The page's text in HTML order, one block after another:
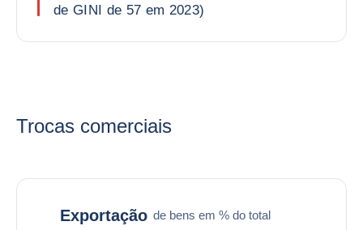
de GINI de 57 em 2023)
Trocas comerciais
Exportação de bens em % do total